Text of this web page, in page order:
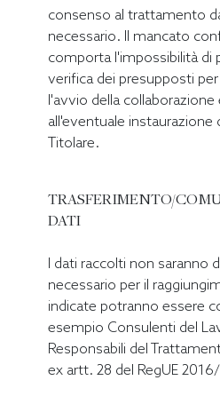
consenso al trattamento
necessario. Il mancato
comporta l'impossibilità di
verifica dei presupposti
l'avvio della collaborazione
all'eventuale instaurazione
Titolare.
TRASFERIMENTO/
DATI
I dati raccolti non saranno
necessario per il
indicate potranno essere
esempio Consulenti del
Responsabili del
ex artt. 28 del RegUE